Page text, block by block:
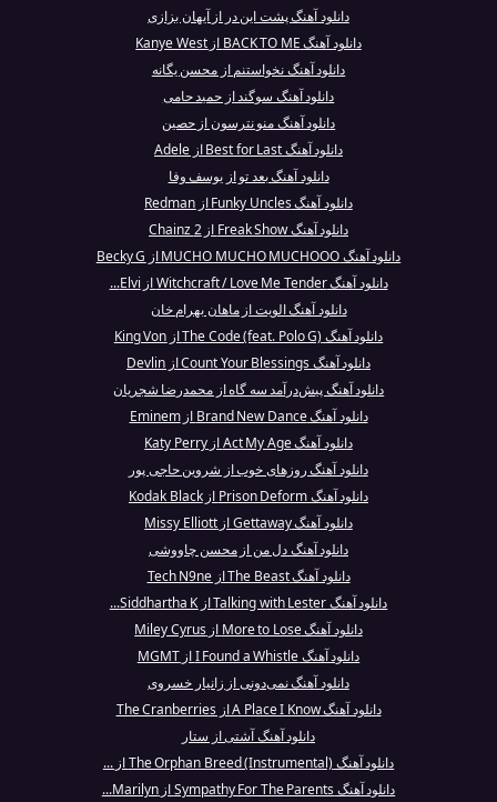
دانلود آهنگ پشت این در از آیهان بزازی
دانلود آهنگ BACK TO ME از Kanye West
دانلود آهنگ نخواستنم از محسن یگانه
دانلود آهنگ سوگند از حمید حامی
دانلود آهنگ منو نترسون از حصین
دانلود آهنگ Best for Last از Adele
دانلود آهنگ بعد تو از یوسف وفا
دانلود آهنگ Funky Uncles از Redman
دانلود آهنگ Freak Show از 2 Chainz
دانلود آهنگ MUCHO MUCHO MUCHOOO از Becky G
دانلود آهنگ Witchcraft / Love Me Tender از Elvi...
دانلود آهنگ الویت از ماهان بهرام خان
دانلود آهنگ The Code (feat. Polo G) از King Von
دانلود آهنگ Count Your Blessings از Devlin
دانلود آهنگ پیش‌درآمد سه‌ گاه از محمدرضا شجریان
دانلود آهنگ Brand New Dance از Eminem
دانلود آهنگ Act My Age از Katy Perry
دانلود آهنگ روزهای خوب از شروین حاجی پور
دانلود آهنگ Prison Deform از Kodak Black
دانلود آهنگ Gettaway از Missy Elliott
دانلود آهنگ دل من از محسن چاووشی
دانلود آهنگ The Beast از Tech N9ne
دانلود آهنگ Talking with Lester از Siddhartha K...
دانلود آهنگ More to Lose از Miley Cyrus
دانلود آهنگ I Found a Whistle از MGMT
دانلود آهنگ نمی‌دونی از زانیار خسروی
دانلود آهنگ A Place I Know از The Cranberries
دانلود آهنگ آشتی از ستار
دانلود آهنگ The Orphan Breed (Instrumental) از ...
دانلود آهنگ Sympathy For The Parents از Marilyn...